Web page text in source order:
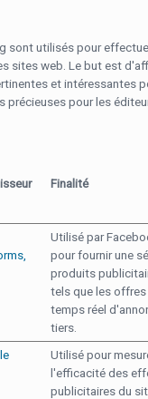
sont utilisés pour
sites web. Le but est
et intéressantes
précieuses pour les
Finalité
Utilisé par
pour fournir une
produits
tels que les offres
temps réel
tiers.
Utilisé pour
l'efficacité des
publicitaires du